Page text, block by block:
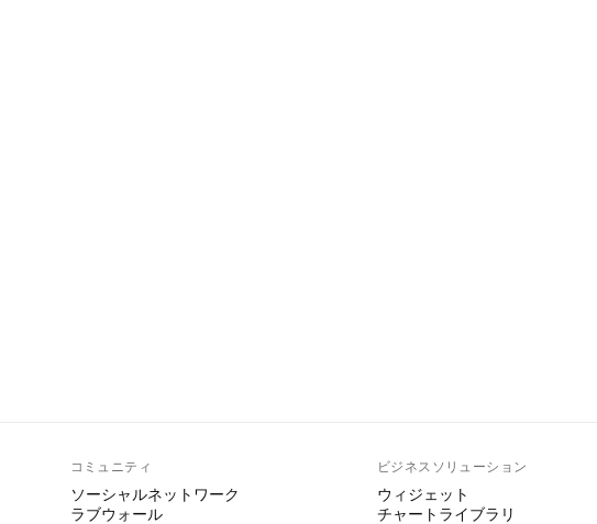
コミュニティ
ソーシャルネットワーク
ラブウォール
ビジネスソリューション
ウィジェット
チャートライブラリ